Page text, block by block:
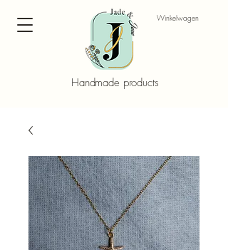
Handmade products
Winkelwagen